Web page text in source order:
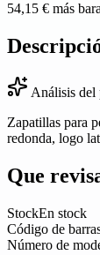
54,15 € más
Análisis del
Zapatillas para
redonda, logo
Que
StockEn stock
Código de
Número de